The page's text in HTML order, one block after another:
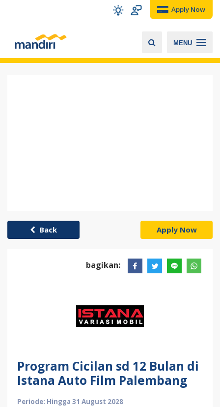
Apply Now
MENU
Back Apply Now
bagikan:
Program Cicilan sd 12 Bulan di
Istana Auto Film Palembang
Periode: Hingga 31 August 2028